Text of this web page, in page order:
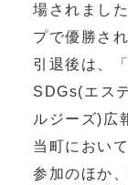
場されまし
プで優勝さ
引退後は、
SDGs(エス
ルジーズ)広
当町におい
参加のほか